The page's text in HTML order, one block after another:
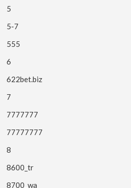
5
5-7
555
6
622bet.biz
7
7777777
77777777
8
8600_tr
8700_wa